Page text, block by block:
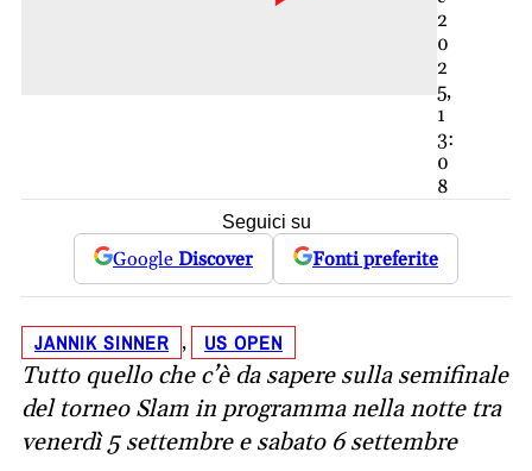
2
0
2
5,
1
3:
0
8
Seguici su
Google Discover Fonti preferite
JANNIK SINNER , US OPEN
Tutto quello che c’è da sapere sulla semifinale
del torneo Slam in programma nella notte tra
venerdì 5 settembre e sabato 6 settembre